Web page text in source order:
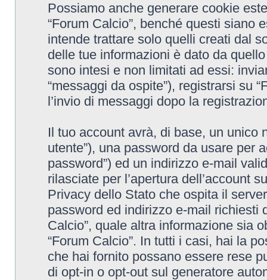
Possiamo anche generare cookie
“Forum Calcio”, benché questi siano
intende trattare solo quelli creati dal
delle tue informazioni è dato da
sono intesi e non limitati ad essi:
“messaggi da ospite”), registrarsi su
l’invio di messaggi dopo la
Il tuo account avrà, di base, un unico
utente”), una password da usare per
password”) ed un indirizzo e-mail
rilasciate per l’apertura dell’account
Privacy dello Stato che ospita il
password ed indirizzo e-mail richiesti
Calcio”, quale altra informazione sia
“Forum Calcio”. In tutti i casi, hai la
che hai fornito possano essere rese
di opt-in o opt-out sul generatore